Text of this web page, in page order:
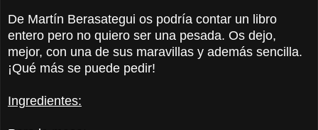
De Martín Berasategui os podría contar un libro
entero pero no quiero ser una pesada. Os dejo,
mejor, con una de sus maravillas y además sencilla.
¡Qué más se puede pedir!
Ingredientes: